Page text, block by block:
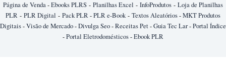
Página de Venda-Ebooks PLRS - Planilhas Excel - InfoProdutos - Loja de Planilhas
PLR - PLR Digital - Pack PLR-PLR e-Book- Textos Aleatórios-MKT Produtos
Digitais-Visão de Mercado-Divulga Seo-Receitas Pet-Guia Tec Lar-Portal Índice
-Portal Eletrodomésticos-Ebook PLR